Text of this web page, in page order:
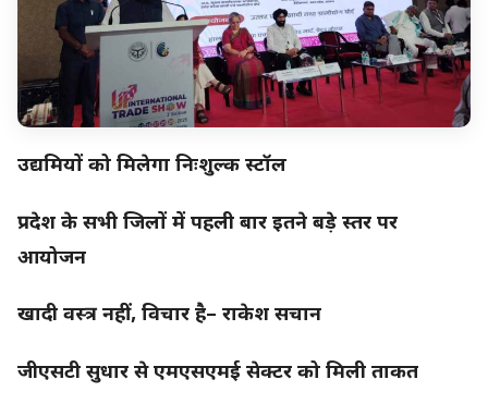
उद्यमियों को मिलेगा निःशुल्क स्टॉल
प्रदेश के सभी जिलों में पहली बार इतने बड़े स्तर पर
आयोजन
खादी वस्त्र नहीं, विचार है– राकेश सचान
जीएसटी सुधार से एमएसएमई सेक्टर को मिली ताकत